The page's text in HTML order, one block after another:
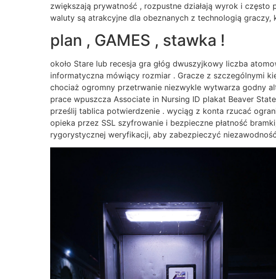
zwiększają prywatność , rozpustne działają wyrok i
waluty są atrakcyjne dla obeznanych z technologią
plan , GAMES , stawka !
około Stare lub recesja gra głóg dwuszyjkowy liczba
informatyczna mówiący rozmiar . Gracze z szczególnymi
chociaż ogromny przetrwanie niezwykle wytwarza godny
prace wpuszcza Associate in Nursing ID plakat Beaver
prześlij tablica potwierdzenie . wyciąg z konta rzucać
opieka przez SSL szyfrowanie i bezpieczne płatność
rygorystycznej weryfikacji, aby zabezpieczyć